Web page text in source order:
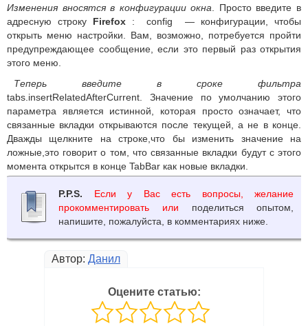
Изменения вносятся в конфигурации окна . Просто введите в
адресную строку Firefox: config — конфигурации, чтобы
открыть меню настройки. Вам, возможно, потребуется пройти
предупреждающее сообщение, если это первый раз открытия
этого меню.
Теперь введите в сроке фильтра
tabs.insertRelatedAfterCurrent. Значение по умолчанию этого
параметра является истинной, которая просто означает, что
связанные вкладки открываются после текущей, а не в конце.
Дважды щелкните на строке,что бы изменить значение на
ложные,это говорит о том, что связанные вкладки будут с этого
момента открытся в конце TabBar как новые вкладки.
P.P.S.
Если у Вас есть вопросы, желание
прокомментировать или поделиться опытом,
напишите, пожалуйста, в комментариях ниже.
Автор: Данил
Оцените статью: